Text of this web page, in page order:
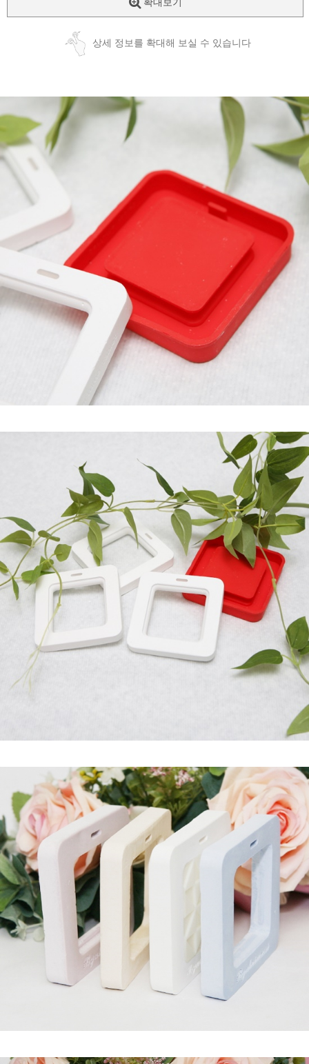
상세 정보를 확대해 보실 수 있습니다